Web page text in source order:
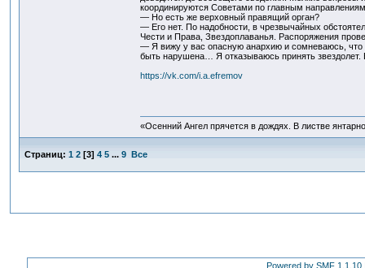
координируются Советами по главным
— Но есть же верховный правящий орган?
— Его нет. По надобности, в чрезвычайных
Чести и Права, Звездоплаванья. Распоряжения
— Я вижу у вас опасную анархию и сомневаюсь, что
быть нарушена… Я отказываюсь принять звездолет.
https://vk.com/i.a.efremov
«Осенний Ангел прячется в дождях. В листве
Страниц: 1 2[3] 4 5 ... 9 Все
Powered by SMF 1.1.10